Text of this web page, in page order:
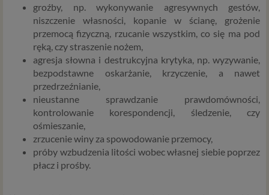
groźby, np. wykonywanie agresywnych gestów,
niszczenie własności, kopanie w ścianę, grożenie
przemocą fizyczną, rzucanie wszystkim, co się ma pod
ręką, czy straszenie nożem,
agresja słowna i destrukcyjna krytyka, np. wyzywanie,
bezpodstawne oskarżanie, krzyczenie, a nawet
przedrzeźnianie,
nieustanne sprawdzanie prawdomówności,
kontrolowanie korespondencji, śledzenie, czy
ośmieszanie,
zrzucenie winy za spowodowanie przemocy,
próby wzbudzenia litości wobec własnej siebie poprzez
płacz i prośby.